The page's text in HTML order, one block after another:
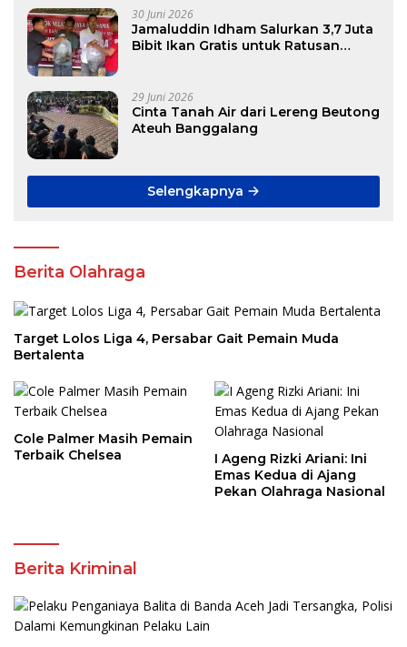
30 Juni 2026
Jamaluddin Idham Salurkan 3,7 Juta
Bibit Ikan Gratis untuk Ratusan
29 Juni 2026
Cinta Tanah Air dari Lereng Beutong
Ateuh Banggalang
Selengkapnya
Berita Olahraga
Target Lolos Liga 4, Persabar Gait Pemain Muda
Bertalenta
Cole Palmer Masih Pemain
Terbaik Chelsea
I Ageng Rizki Ariani: Ini
Emas Kedua di Ajang
Pekan Olahraga Nasional
Berita Kriminal